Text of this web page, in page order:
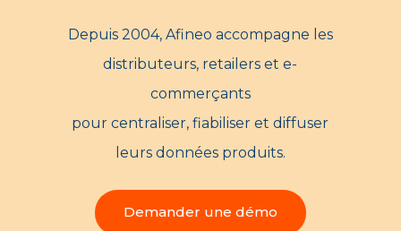
Depuis 2004, Afineo accompagne les
distributeurs, retailers et e-
commerçants
pour centraliser, fiabiliser et diffuser
leurs données produits.
Demander une démo